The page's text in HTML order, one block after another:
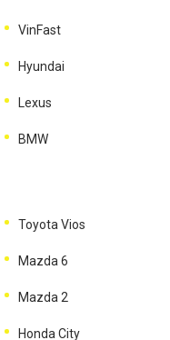
VinFast
Hyundai
Lexus
BMW
Toyota Vios
Mazda 6
Mazda 2
Honda City